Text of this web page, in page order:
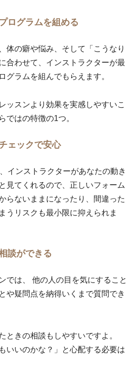
ログラムを組める
体の癖や悩み、そして「こうなり
合わせて、インストラクターが最
グラムを組んでもらえます。
ッスンより効果を実感しやすいこ
ではの特徴の1つ。
ェックで安心
インストラクターがあなたの動き
見てくれるので、正しいフォーム
らないままになったり、間違った
うリスクも最小限に抑えられま
談ができる
では、 他の人の目を気にすること
や疑問点を納得いくまで質問でき
ときの相談もしやすいですよ。
いいのかな？」と心配する必要は